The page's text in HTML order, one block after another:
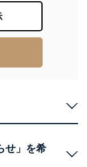
レクター 前
的は次のとお
せ」を希